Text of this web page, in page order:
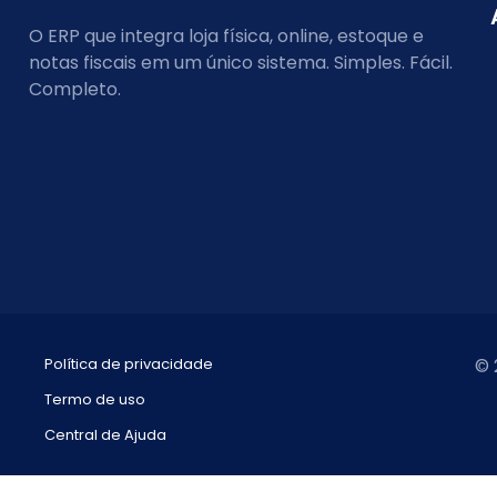
O ERP que integra loja física, online, estoque e
notas fiscais em um único sistema. Simples. Fácil.
Completo.
Política de privacidade
Termo de uso
Central de Ajuda
©